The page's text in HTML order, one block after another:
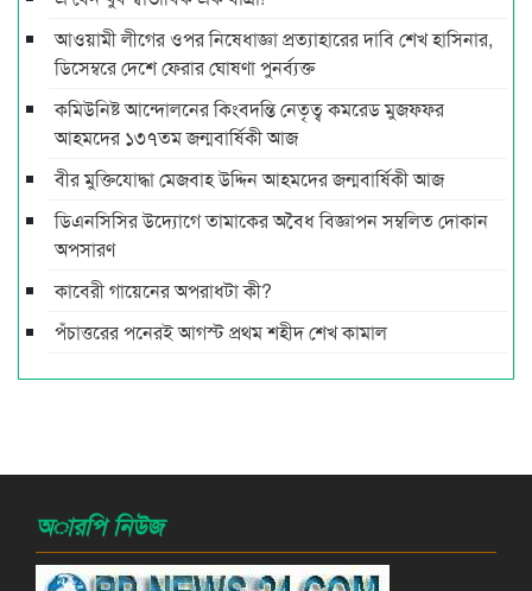
আওয়ামী লীগের ওপর নিষেধাজ্ঞা প্রত্যাহারের দাবি শেখ হাসিনার,
ডিসেম্বরে দেশে ফেরার ঘোষণা পুনর্ব্যক্ত
কমিউনিষ্ট আন্দোলনের কিংবদন্তি নেতৃত্ব কমরেড মুজফ্ফর
আহমদের ১৩৭তম জন্মবার্ষিকী আজ
বীর মুক্তিযোদ্ধা মেজবাহ উদ্দিন আহমদের জন্মবার্ষিকী আজ
ডিএনসিসির উদ্যোগে তামাকের অবৈধ বিজ্ঞাপন সম্বলিত দোকান
অপসারণ
কাবেরী গায়েনের অপরাধটা কী?
পঁচাত্তরের পনেরই আগস্ট প্রথম শহীদ শেখ কামাল
অারপি নিউজ